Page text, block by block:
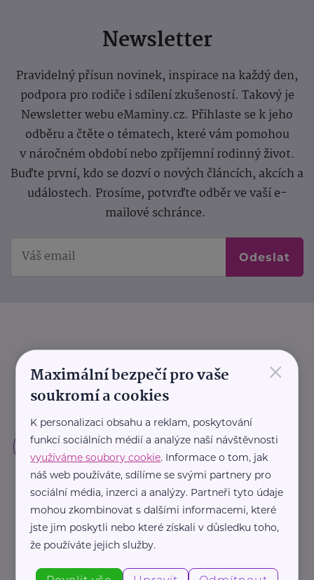
Newsletter
Pravidelný přísun novinek, inspirace na každý den,
podpora pro rodiče i sdílení zkušeností. Takový je
Newsletter webu eMaminy.cz. Přihlaste se k jeho
odběru a čtěte o tématech, které vám pomohou
v náročném období nebo zpříjemní rodinný život.
Buďte první, kdo se dozví o nových článcích, akcích a
událostech. Prosíme, potvrďte odběr ve vaší e-
mailové schránce.
Odeslat
×
Maximální bezpečí pro vaše
soukromí a cookies
K personalizaci obsahu a reklam, poskytování
funkcí sociálních médií a analýze naší návštěvnosti
využíváme soubory cookie. Informace o tom, jak
náš web používáte, sdílíme se svými partnery pro
sociální média, inzerci a analýzy. Partneři tyto údaje
mohou zkombinovat s dalšími informacemi, které
jste jim poskytli nebo které získali v důsledku toho,
že používáte jejich služby.